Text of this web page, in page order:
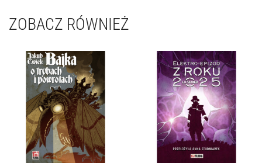
ZOBACZ RÓWNIEŻ